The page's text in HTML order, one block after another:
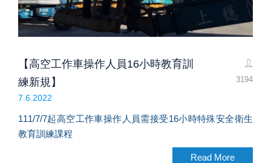
3194
【高空工作車操作人員16小時教育訓
練新規】
7.6.2022
111/7/7起高空工作車操作人員需接受16小時特殊安全衛生
教育訓練課程
Read More